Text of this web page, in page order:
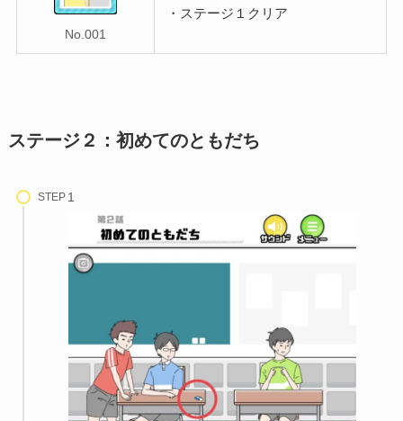
No.001
・ステージ１クリア
ステージ２：初めてのともだち
STEP